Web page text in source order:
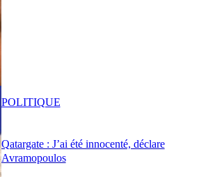
Qatargate : J’ai été innocenté, déclare
Avramopoulos
POLITIQUE